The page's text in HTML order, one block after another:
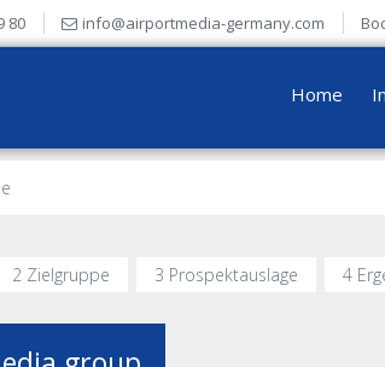
80 info@airportmedia-germany.com
Home
2 Zielgruppe 3 Prospektauslage 4